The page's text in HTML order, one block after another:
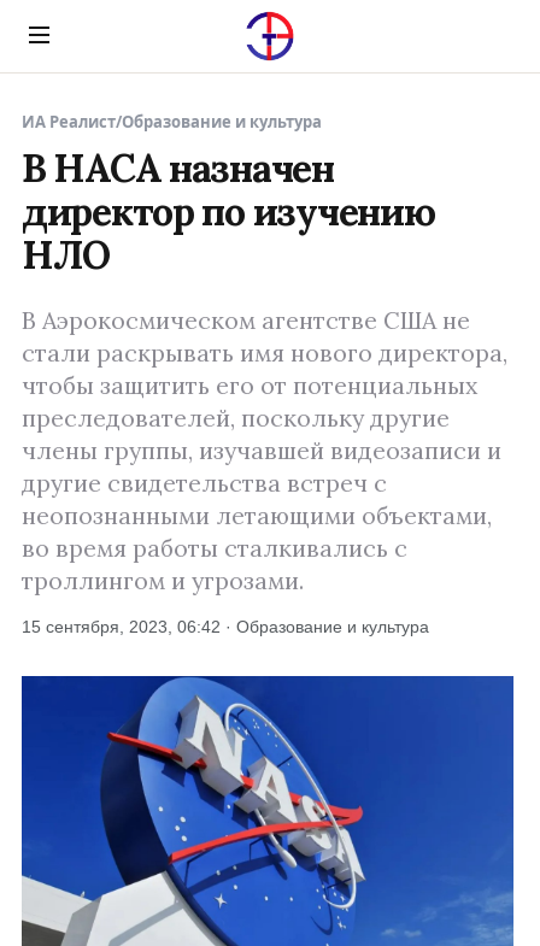
Menu
ИА Реалист/Образование и культура
В НАСА назначен
директор по изучению
НЛО
В Аэрокосмическом агентстве США не
стали раскрывать имя нового директора,
чтобы защитить его от потенциальных
преследователей, поскольку другие
члены группы, изучавшей видеозаписи и
другие свидетельства встреч с
неопознанными летающими объектами,
во время работы сталкивались с
троллингом и угрозами.
15 сентября, 2023, 06:42 · Образование и культура